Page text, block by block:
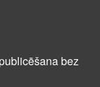
bez